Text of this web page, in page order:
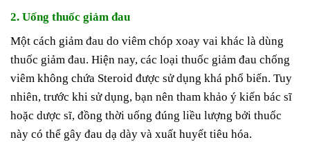
2. Uống thuốc giảm đau
Một cách giảm đau do viêm chóp xoay vai khác là dùng
thuốc giảm đau. Hiện nay, các loại thuốc giảm đau chống
viêm không chứa Steroid được sử dụng khá phổ biến. Tuy
nhiên, trước khi sử dụng, bạn nên tham khảo ý kiến bác sĩ
hoặc dược sĩ, đồng thời uống đúng liều lượng bởi thuốc
này có thể gây đau dạ dày và xuất huyết tiêu hóa.